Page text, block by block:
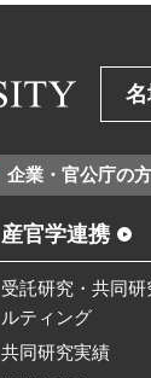
企業・官公庁の方
産官学連携
受託研究・共同
ルティング
共同研究実績